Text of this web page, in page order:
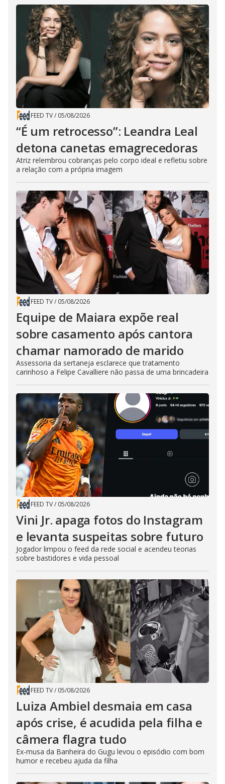
FEED TV/ 05/08/2026
“É um retrocesso”: Leandra Leal
detona canetas emagrecedoras
Atriz relembrou cobranças pelo corpo ideal e refletiu sobre
a relação com a própria imagem
FEED TV/ 05/08/2026
Equipe de Maiara expõe real
sobre casamento após cantora
chamar namorado de marido
Assessoria da sertaneja esclarece que tratamento
carinhoso a Felipe Cavalliere não passa de uma brincadeira
FEED TV/ 05/08/2026
Vini Jr. apaga fotos do Instagram
e levanta suspeitas sobre futuro
Jogador limpou o feed da rede social e acendeu teorias
sobre bastidores e vida pessoal
FEED TV/ 05/08/2026
Luiza Ambiel desmaia em casa
após crise, é acudida pela filha e
câmera flagra tudo
Ex-musa da Banheira do Gugu levou o episódio com bom
humor e recebeu ajuda da filha